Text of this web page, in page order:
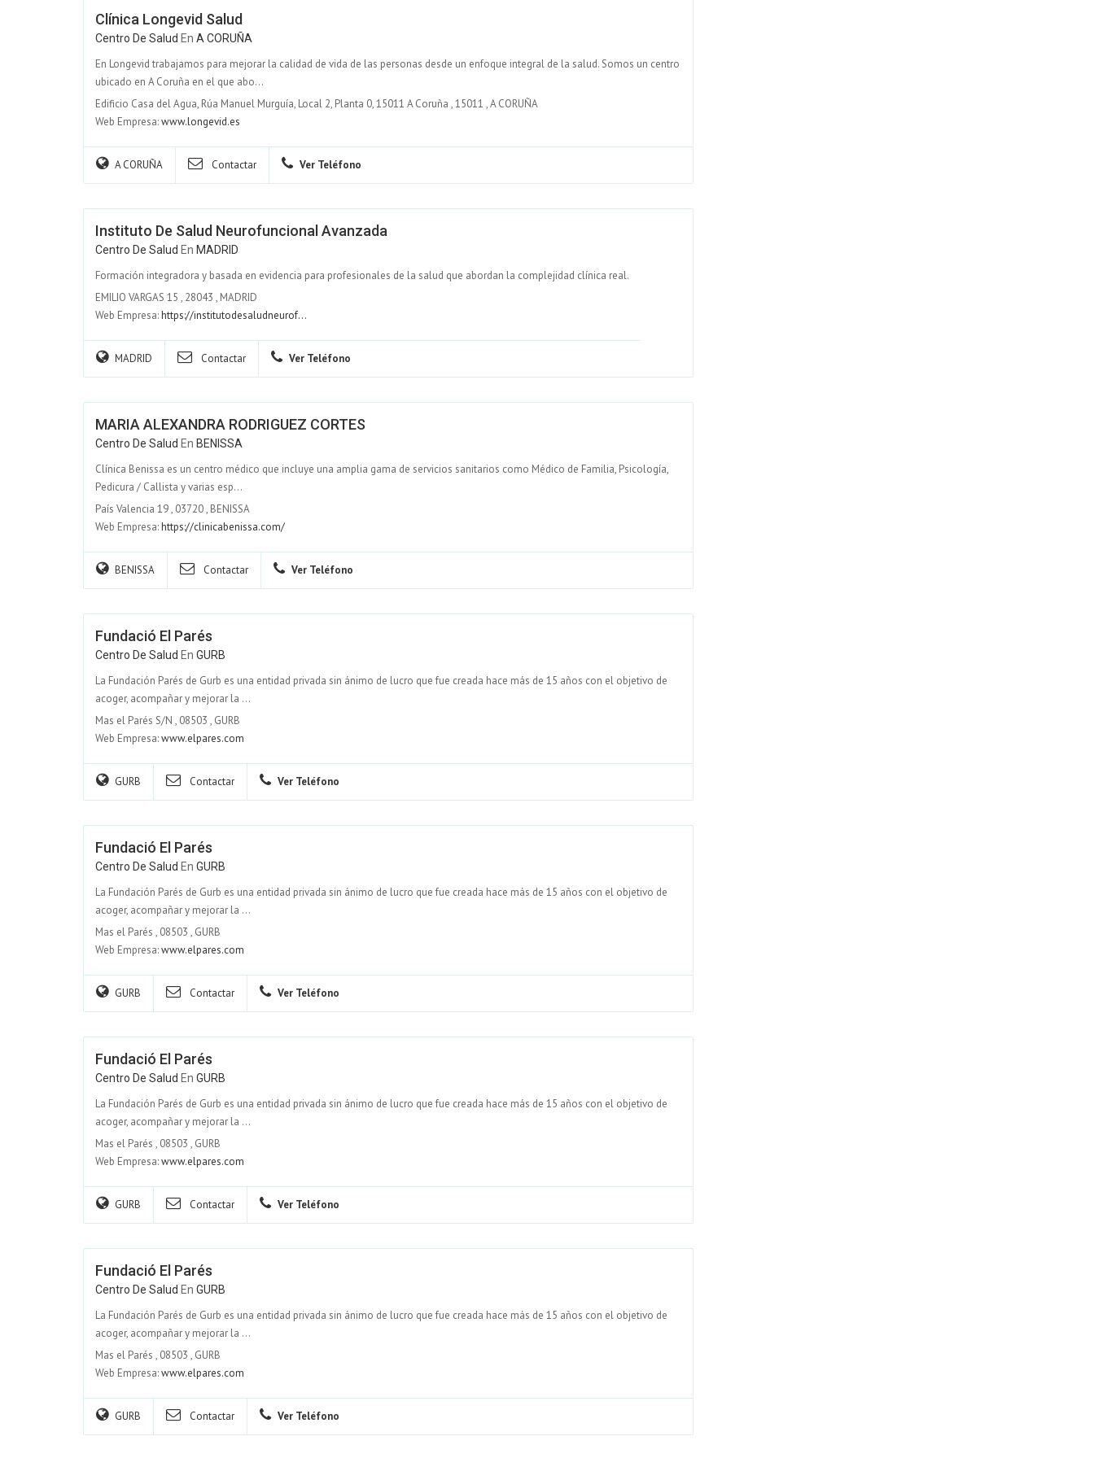
Clínica Longevid Salud
Centro De Salud En A CORUÑA
En Longevid trabajamos para mejorar la calidad de vida de las personas desde un enfoque integral de la salud. Somos un centro
ubicado en A Coruña en el que abo...
Edificio Casa del Agua, Rúa Manuel Murguía, Local 2, Planta 0, 15011 A Coruña ,15011 ,A CORUÑA
Web Empresa:www.longevid.es
A CORUÑA Contactar Ver Teléfono
Instituto De Salud Neurofuncional Avanzada
Centro De Salud En MADRID
Formación integradora y basada en evidencia para profesionales de la salud que abordan la complejidad clínica real.
EMILIO VARGAS 15 , 28043 , MADRID
Web Empresa:https://institutodesaludneurof...
MADRID Contactar Ver Teléfono
MARIA ALEXANDRA RODRIGUEZ CORTES
Centro De Salud En BENISSA
Clínica Benissa es un centro médico que incluye una amplia gama de servicios sanitarios como Médico de Familia, Psicología,
Pedicura / Callista y varias esp...
País Valencia 19, 03720, BENISSA
Web Empresa:https://clinicabenissa.com/
BENISSA Contactar Ver Teléfono
Fundació El Parés
Centro De Salud En GURB
La Fundación Parés de Gurb es una entidad privada sin ánimo de lucro que fue creada hace más de 15 años con el objetivo de
acoger, acompañar y mejorar la ...
Mas el Parés S/N , 08503 , GURB
Web Empresa:www.elpares.com
GURB Contactar Ver Teléfono
Fundació El Parés
Centro De Salud En GURB
La Fundación Parés de Gurb es una entidad privada sin ánimo de lucro que fue creada hace más de 15 años con el objetivo de
acoger, acompañar y mejorar la ...
Mas el Parés , 08503 , GURB
Web Empresa:www.elpares.com
GURB Contactar Ver Teléfono
Fundació El Parés
Centro De Salud En GURB
La Fundación Parés de Gurb es una entidad privada sin ánimo de lucro que fue creada hace más de 15 años con el objetivo de
acoger, acompañar y mejorar la ...
Mas el Parés , 08503 , GURB
Web Empresa:www.elpares.com
GURB Contactar Ver Teléfono
Fundació El Parés
Centro De Salud En GURB
La Fundación Parés de Gurb es una entidad privada sin ánimo de lucro que fue creada hace más de 15 años con el objetivo de
acoger, acompañar y mejorar la ...
Mas el Parés , 08503 , GURB
Web Empresa:www.elpares.com
GURB Contactar Ver Teléfono